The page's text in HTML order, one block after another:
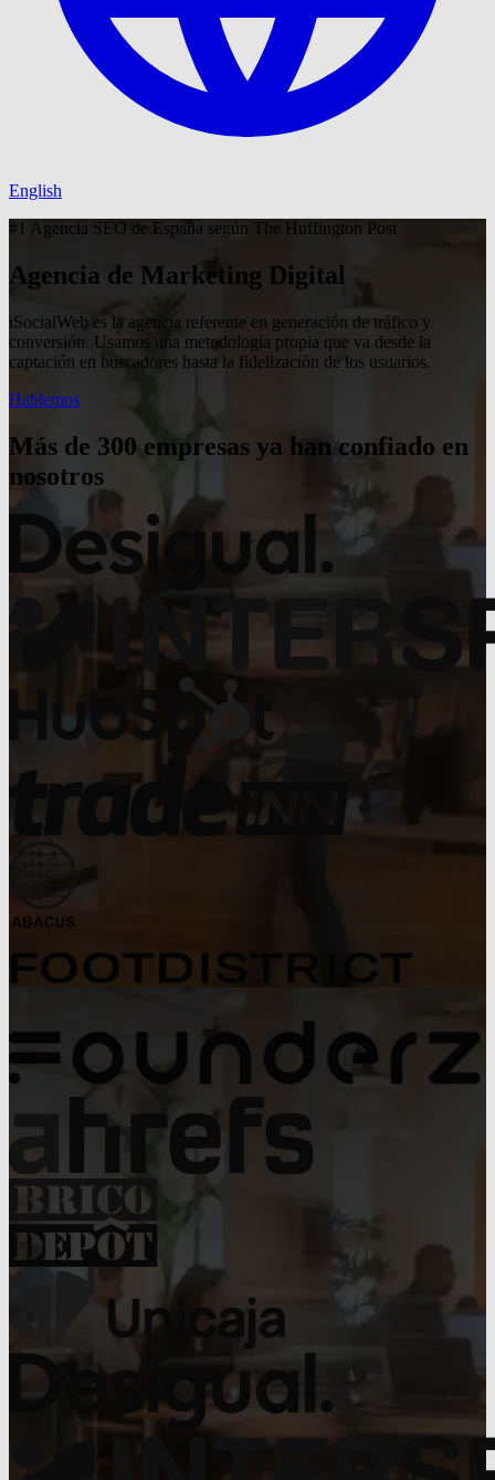
English
#1 Agencia SEO de España según The Huffington Post
Agencia de Marketing Digital
iSocialWeb es la agencia referente en generación de tráfico y
conversión. Usamos una metodología propia que va desde la
captación en buscadores hasta la fidelización de los usuarios.
Hablemos
Más de 300 empresas ya han confiado en
nosotros